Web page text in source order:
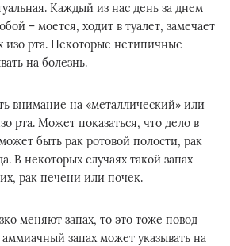
Каждый из нас день за днем
– моется, ходит в туалет, замечает
изо рта. Некоторые нетипичные
на болезнь.
внимание на «металлический» или
рта. Может показаться, что дело в
быть рак ротовой полости, рак
В некоторых случаях такой запах
рак печени или почек.
меняют запах, то это тоже повод
запах может указывать на